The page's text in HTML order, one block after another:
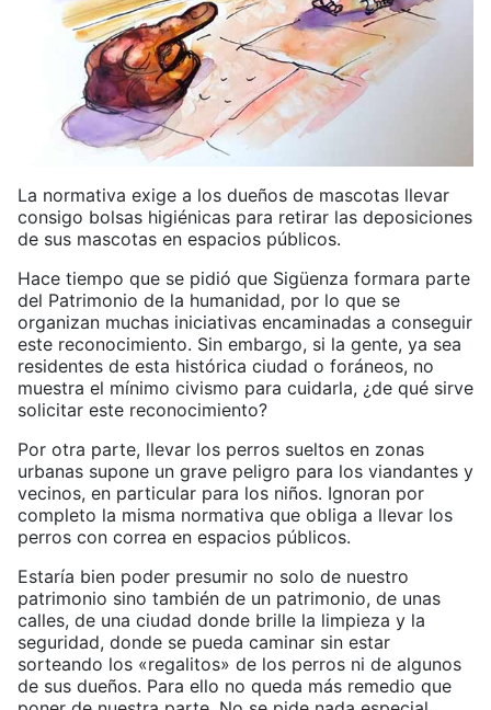
La normativa exige a los dueños de mascotas llevar
consigo bolsas higiénicas para retirar las deposiciones
de sus mascotas en espacios públicos.
Hace tiempo que se pidió que Sigüenza formara parte
del Patrimonio de la humanidad, por lo que se
organizan muchas iniciativas encaminadas a conseguir
este reconocimiento. Sin embargo, si la gente, ya sea
residentes de esta histórica ciudad o foráneos, no
muestra el mínimo civismo para cuidarla, ¿de qué sirve
solicitar este reconocimiento?
Por otra parte, llevar los perros sueltos en zonas
urbanas supone un grave peligro para los viandantes y
vecinos, en particular para los niños. Ignoran por
completo la misma normativa que obliga a llevar los
perros con correa en espacios públicos.
Estaría bien poder presumir no solo de nuestro
patrimonio sino también de un patrimonio, de unas
calles, de una ciudad donde brille la limpieza y la
seguridad, donde se pueda caminar sin estar
sorteando los «regalitos» de los perros ni de algunos
de sus dueños. Para ello no queda más remedio que